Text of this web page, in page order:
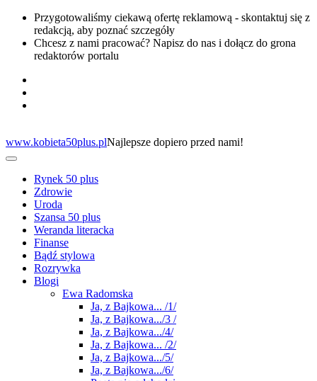
Przygotowaliśmy ciekawą ofertę reklamową - skontaktuj się z
redakcją, aby poznać szczegóły
Chcesz z nami pracować? Napisz do nas i dołącz do grona
redaktorów portalu
www.kobieta50plus.plNajlepsze dopiero przed nami!
Rynek 50 plus
Zdrowie
Uroda
Szansa 50 plus
Weranda literacka
Finanse
Bądź stylowa
Rozrywka
Blogi
Ewa Radomska
Ja, z Bajkowa... /1/
Ja, z Bajkowa.../3 /
Ja, z Bajkowa.../4/
Ja, z Bajkowa... /2/
Ja, z Bajkowa.../5/
Ja, z Bajkowa.../6/